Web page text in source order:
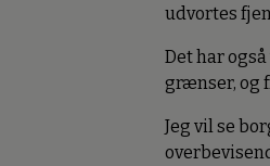
udvortes
Det har
grænser, og
Jeg vil se